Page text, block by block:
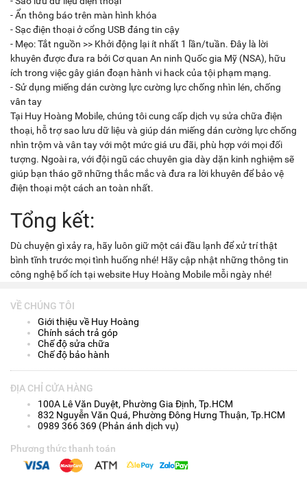
- Ẩn thông báo trên màn hình khóa
- Sạc điện thoại ở cổng USB đáng tin cậy
- Mẹo: Tắt nguồn >> Khởi động lại ít nhất 1 lần/tuần. Đây là lời
khuyên được đưa ra bởi Cơ quan An ninh Quốc gia Mỹ (NSA), hữu
ích trong việc gây gián đoạn hành vi hack của tội phạm mạng.
- Sử dụng miếng dán cường lực cường lực chống nhìn lén, chống
vân tay
Tại Huy Hoàng Mobile, chúng tôi cung cấp dịch vụ sửa chữa điện
thoại, hỗ trợ sao lưu dữ liệu và giúp dán miếng dán cường lực chống
nhìn trộm và vân tay với một mức giá ưu đãi, phù hợp với mọi đối
tượng. Ngoài ra, với đội ngũ các chuyên gia dày dặn kinh nghiệm sẽ
giúp bạn tháo gỡ những thắc mắc và đưa ra lời khuyên để bảo vệ
điện thoại một cách an toàn nhất.
Tổng kết:
Dù chuyện gì xảy ra, hãy luôn giữ một cái đầu lạnh để xử trí thật
bình tĩnh trước mọi tình huống nhé! Hãy cập nhật những thông tin
công nghệ bổ ích tại website Huy Hoàng Mobile mỗi ngày nhé!
VỀ CHÚNG TÔI
Giới thiệu về Huy Hoàng
Chính sách trả góp
Chế độ sửa chữa
Chế độ bảo hành
ĐỊA CHỈ CỬA HÀNG
100A Lê Văn Duyệt, Phường Gia Định, Tp.HCM
832 Nguyễn Văn Quá, Phường Đông Hưng Thuận, Tp.HCM
0989 366 369 (Phản ánh dịch vụ)
Phương thức thanh toán